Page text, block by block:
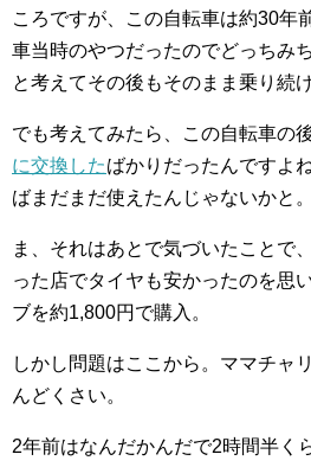
ころですが、この自転車は約30年
車当時のやつだったのでどっちみ
と考えてその後もそのまま乗り続
でも考えてみたら、この自転車の
に交換したばかりだったんですよ
ばまだまだ使えたんじゃないかと。
ま、それはあとで気づいたことで
った店でタイヤも安かったのを思
ブを約1,800円で購入。
しかし問題はここから。ママチャ
んどくさい。
2年前はなんだかんだで2時間半く